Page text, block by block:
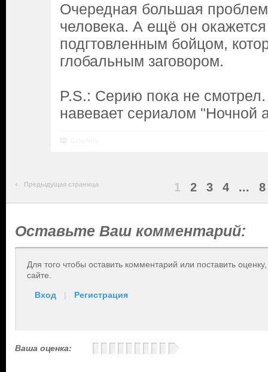
Очередная большая
человека. А ещё он
подгтовленным бойцом,
глобальным заговором.
P.S.: Серию пока не
навевает сериалом "Ночной
Предыдущая страница 1 2 3 4 ... 8
Оставьте Ваш комментарий:
Для того чтобы оставить комментарий или поставить
сайте.
Вход | Регистрация
Ваша оценка: